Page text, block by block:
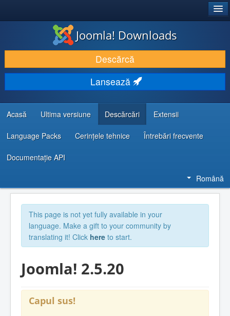
DESCARCĂ & ȘI EXTINDE
DESCOPERĂ & ÎNVAȚĂ
COMUNITATE & SUPORT
RESURSE DEZVOLTATORI
Joomla! Downloads
Descărcă
Lansează
Acasă Ultima versiune Descărcări Extensii
Language Packs Cerințele tehnice Întrebări frecvente
Documentaţie API
Română
This page is not yet fully available in your
language. Make a gift to your community by
translating it! Click here to start.
Joomla! 2.5.20
Capul sus!